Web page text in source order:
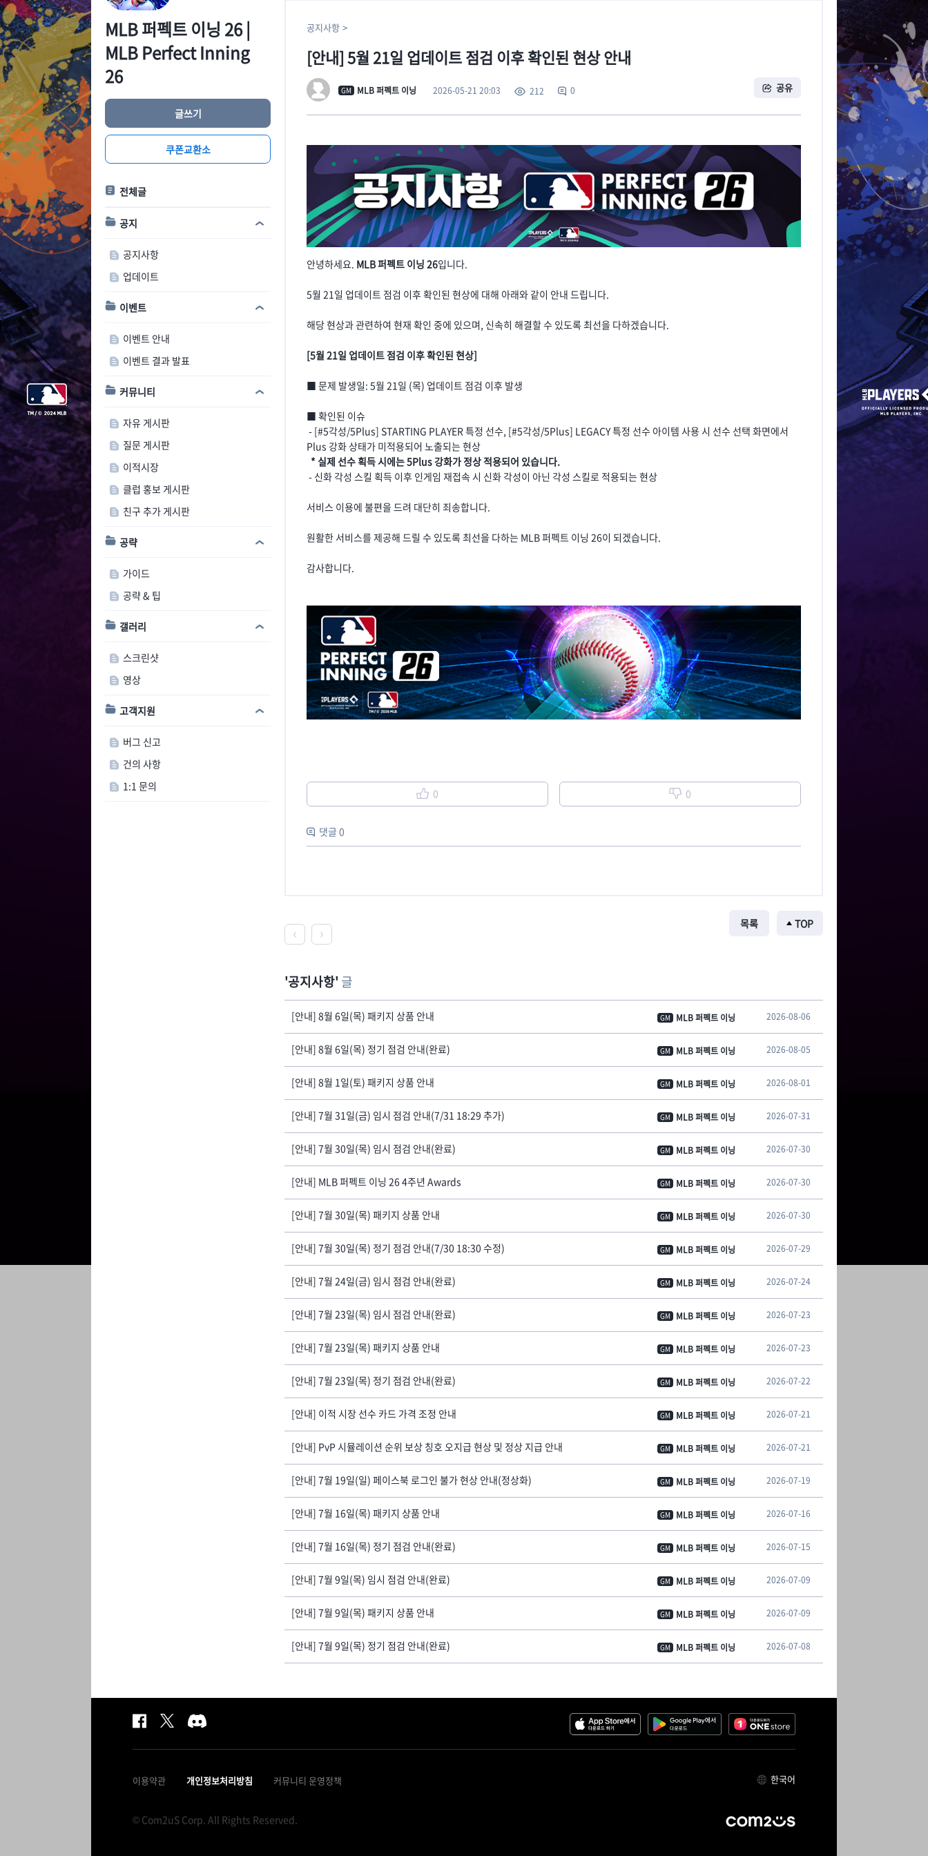
MLB 퍼펙트 이닝 26 |
MLB Perfect Inning
26
글쓰기
쿠폰교환소
전체글
공지
공지사항
업데이트
이벤트
이벤트 안내
이벤트 결과 발표
커뮤니티
자유 게시판
질문 게시판
이적시장
클럽 홍보 게시판
친구 추가 게시판
공략
가이드
공략 & 팁
갤러리
스크린샷
영상
고객지원
버그 신고
건의 사항
1:1 문의
공지사항
[안내] 5월 21일 업데이트 점검 이후 확인된 현상 안내
GM MLB 퍼펙트 이닝 2026-05-21 20:03 212 0 공유
안녕하세요. MLB 퍼펙트 이닝 26입니다.
5월 21일 업데이트 점검 이후 확인된 현상에 대해 아래와 같이 안내 드립니다.
해당 현상과 관련하여 현재 확인 중에 있으며, 신속히 해결할 수 있도록 최선을 다하겠습니다.
[5월 21일 업데이트 점검 이후 확인된 현상]
■ 문제 발생일: 5월 21일 (목) 업데이트 점검 이후 발생
■ 확인된 이슈
- [#5각성/5Plus] STARTING PLAYER 특정 선수, [#5각성/5Plus] LEGACY 특정 선수 아이템 사용 시 선수 선택 화면에서
Plus 강화 상태가 미적용되어 노출되는 현상
* 실제 선수 획득 시에는 5Plus 강화가 정상 적용되어 있습니다.
- 신화 각성 스킬 획득 이후 인게임 재접속 시 신화 각성이 아닌 각성 스킬로 적용되는 현상
서비스 이용에 불편을 드려 대단히 죄송합니다.
원활한 서비스를 제공해 드릴 수 있도록 최선을 다하는 MLB 퍼펙트 이닝 26이 되겠습니다.
감사합니다.
0 0
댓글 0
목록 TOP
공지사항 글
[안내] 8월 6일(목) 패키지 상품 안내 GM MLB 퍼펙트 이닝 2026-08-06
[안내] 8월 6일(목) 정기 점검 안내(완료) GM MLB 퍼펙트 이닝 2026-08-05
[안내] 8월 1일(토) 패키지 상품 안내 GM MLB 퍼펙트 이닝 2026-08-01
[안내] 7월 31일(금) 임시 점검 안내(7/31 18:29 추가) GM MLB 퍼펙트 이닝 2026-07-31
[안내] 7월 30일(목) 임시 점검 안내(완료) GM MLB 퍼펙트 이닝 2026-07-30
[안내] MLB 퍼펙트 이닝 26 4주년 Awards GM MLB 퍼펙트 이닝 2026-07-30
[안내] 7월 30일(목) 패키지 상품 안내 GM MLB 퍼펙트 이닝 2026-07-30
[안내] 7월 30일(목) 정기 점검 안내(7/30 18:30 수정) GM MLB 퍼펙트 이닝 2026-07-29
[안내] 7월 24일(금) 임시 점검 안내(완료) GM MLB 퍼펙트 이닝 2026-07-24
[안내] 7월 23일(목) 임시 점검 안내(완료) GM MLB 퍼펙트 이닝 2026-07-23
[안내] 7월 23일(목) 패키지 상품 안내 GM MLB 퍼펙트 이닝 2026-07-23
[안내] 7월 23일(목) 정기 점검 안내(완료) GM MLB 퍼펙트 이닝 2026-07-22
[안내] 이적 시장 선수 카드 가격 조정 안내 GM MLB 퍼펙트 이닝 2026-07-21
[안내] PvP 시뮬레이션 순위 보상 칭호 오지급 현상 및 정상 지급 안내 GM MLB 퍼펙트 이닝 2026-07-21
[안내] 7월 19일(일) 페이스북 로그인 불가 현상 안내(정상화) GM MLB 퍼펙트 이닝 2026-07-19
[안내] 7월 16일(목) 패키지 상품 안내 GM MLB 퍼펙트 이닝 2026-07-16
[안내] 7월 16일(목) 정기 점검 안내(완료) GM MLB 퍼펙트 이닝 2026-07-15
[안내] 7월 9일(목) 임시 점검 안내(완료) GM MLB 퍼펙트 이닝 2026-07-09
[안내] 7월 9일(목) 패키지 상품 안내 GM MLB 퍼펙트 이닝 2026-07-09
[안내] 7월 9일(목) 정기 점검 안내(완료) GM MLB 퍼펙트 이닝 2026-07-08
이용약관 개인정보처리방침 커뮤니티 운영정책 한국어
© Com2uS Corp. All Rights Reserved.